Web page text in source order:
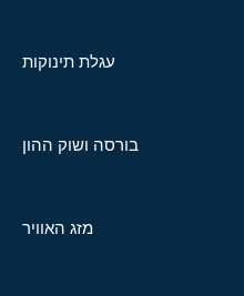
עגלת תינוקות
בורסה ושוק ההון
מזג האוויר